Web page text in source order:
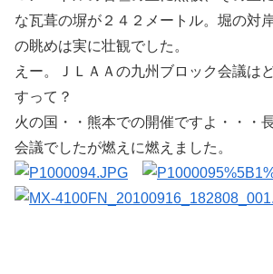
な瓦葺の塀が２４２メートル。堀の対
の眺めは実に壮観でした。
えー。ＪＬＡＡの九州ブロック会議は
すって？
火の国・・熊本での開催ですよ・・・
会議でしたが燃えに燃えました